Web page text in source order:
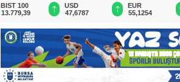
BIST 100
13.779,39
USD
47,6787
EUR
55,1254